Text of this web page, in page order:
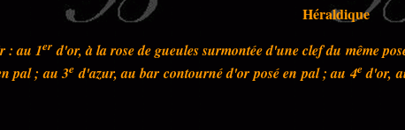
Héraldique
: au 1er d'or, à la rose de gueules surmontée d'une clef du même
pal ; au 3e d'azur, au bar contourné d'or posé en pal ; au 4ed'or,